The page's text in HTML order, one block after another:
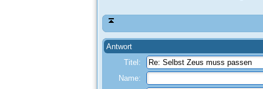
Antwort
Titel:
Name: